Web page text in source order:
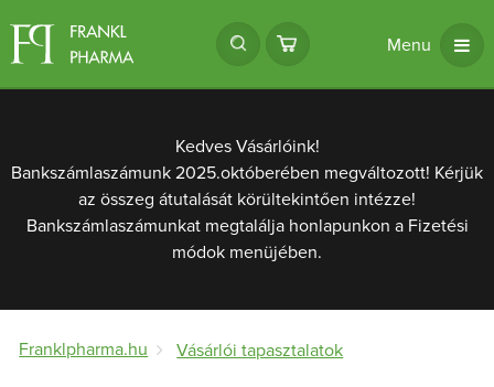
Menu
Kedves Vásárlóink!
Bankszámlaszámunk 2025.októberében megváltozott! Kérjük
az összeg átutalását körültekintően intézze!
Bankszámlaszámunkat megtalálja honlapunkon a Fizetési
módok menüjében.
Franklpharma.hu Vásárlói tapasztalatok